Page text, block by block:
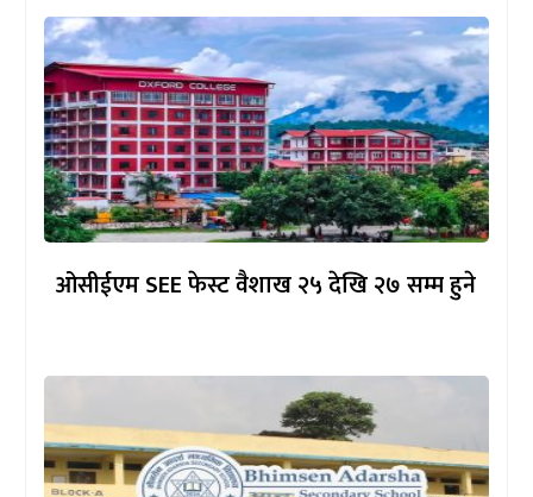
ओसीईएम SEE फेस्ट वैशाख २५ देखि २७ सम्म हुने